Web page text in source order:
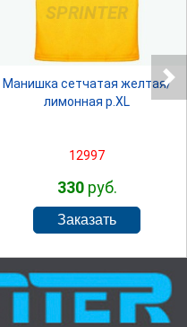
SPRINTER
Манишка сетчатая желтая/
лимонная р.XL
12997
330руб.